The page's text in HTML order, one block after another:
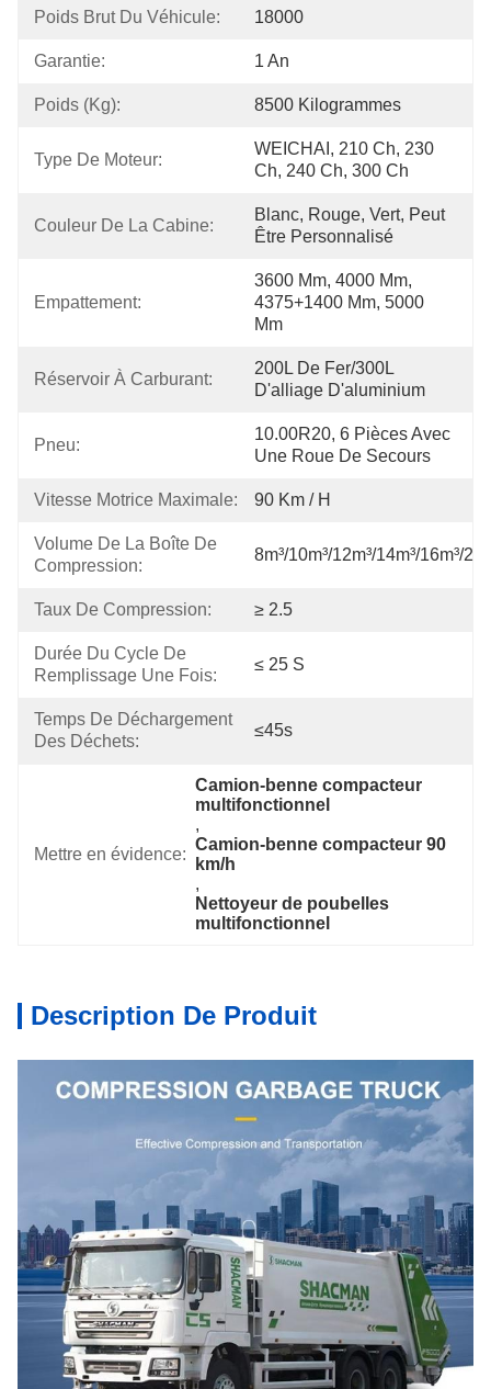
Poids Brut Du Véhicule: 18000
Garantie: 1 An
Poids (kg): 8500 Kilogrammes
Type De Moteur:
WEICHAI, 210 Ch, 230
Ch, 240 Ch, 300 Ch
Couleur De La Cabine:
Blanc, Rouge, Vert, Peut
Être Personnalisé
Empattement:
3600 Mm, 4000 Mm,
4375+1400 Mm, 5000
Mm
Réservoir À Carburant:
200L De Fer/300L
D'alliage D'aluminium
Pneu:
10.00R20, 6 Pièces Avec
Une Roue De Secours
Vitesse Motrice Maximale: 90 Km / H
Volume De La Boîte De
Compression:
8m³/10m³/12m³/14m³/16m³/
Taux De Compression: ≥ 2.5
Durée Du Cycle De
Remplissage Une Fois:
≤ 25 S
Temps De Déchargement
Des Déchets:
≤45s
Mettre en évidence:
Camion-benne compacteur
multifonctionnel
,
Camion-benne compacteur 90
km/h
,
Nettoyeur de poubelles
multifonctionnel
Description De Produit